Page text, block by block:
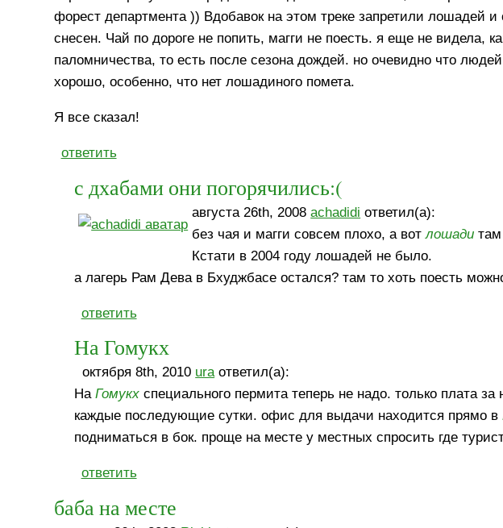
форест департмента )) Вдобавок на этом треке запретили лошадей
снесен. Чай по дороге не попить, магги не поесть. я еще не видела,
паломничества, то есть после сезона дождей. но очевидно что
хорошо, особенно, что нет лошадиного помета.
Я все сказал!
ответить
с дхабами они погорячились:(
августа 26th, 2008achadidi ответил(а):
без чая и магги совсем плохо, а вотлошади
Кстати в 2004 году лошадей не было.
а лагерь Рам Дева в Бхуджбасе остался? там то хоть поесть
ответить
На Гомукх
октября 8th, 2010 uraответил(а):
НаГомукх специального пермита теперь не надо. только плата
каждые последующие сутки. офис для выдачи находится прямо в
подниматься в бок. проще на месте у местных спросить где
ответить
баба на месте